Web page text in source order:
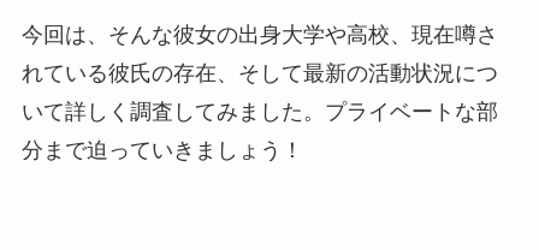
今回は、そんな彼女の出身大学や高校、現在噂さ
れている彼氏の存在、そして最新の活動状況につ
いて詳しく調査してみました。プライベートな部
分まで迫っていきましょう！